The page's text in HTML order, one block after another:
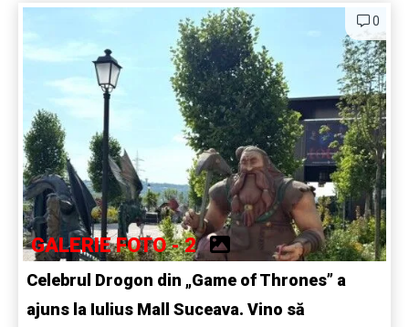
0
GALERIE FOTO - 2
Celebrul Drogon din „Game of Thrones” a
ajuns la Iulius Mall Suceava. Vino să